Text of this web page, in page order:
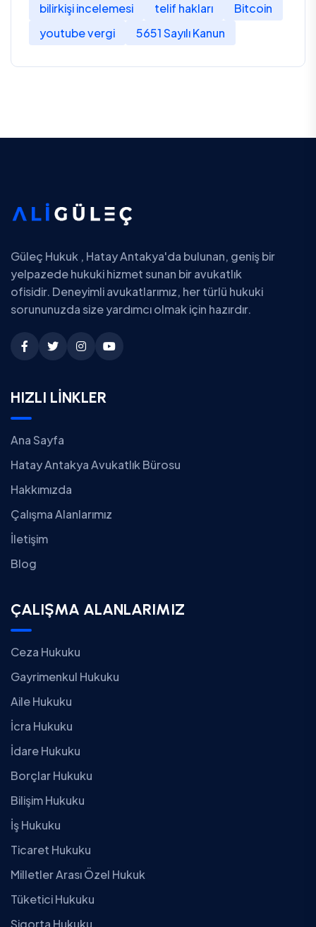
bilirkişi incelemesi
telif hakları
Bitcoin
youtube vergi
5651 Sayılı Kanun
Güleç Hukuk , Hatay Antakya'da bulunan, geniş bir
yelpazede hukuki hizmet sunan bir avukatlık
ofisidir. Deneyimli avukatlarımız, her türlü hukuki
sorununuzda size yardımcı olmak için hazırdır.
HIZLI LİNKLER
Ana Sayfa
Hatay Antakya Avukatlık Bürosu
Hakkımızda
Çalışma Alanlarımız
İletişim
Blog
ÇALIŞMA ALANLARIMIZ
Ceza Hukuku
Gayrimenkul Hukuku
Aile Hukuku
İcra Hukuku
İdare Hukuku
Borçlar Hukuku
Bilişim Hukuku
İş Hukuku
Ticaret Hukuku
Milletler Arası Özel Hukuk
Tüketici Hukuku
Sigorta Hukuku